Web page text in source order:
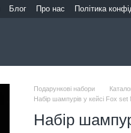
Блог Про нас Політика
Подарункові набори
Набір шампурів у кейсі Fox
Набір